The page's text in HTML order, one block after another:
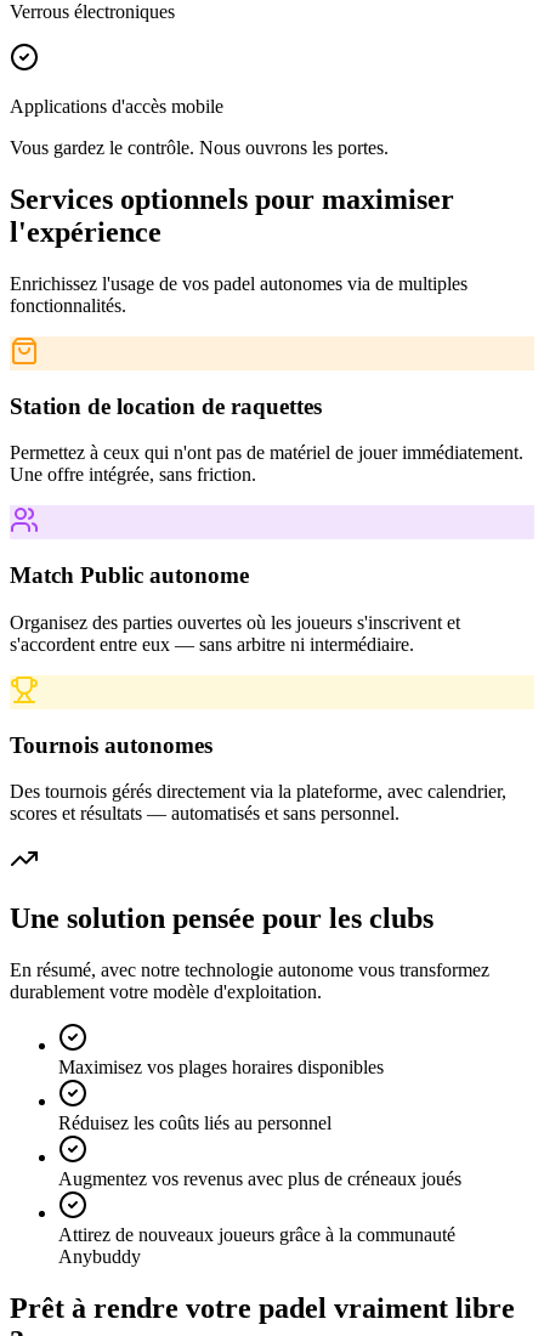
Verrous électroniques
Applications d'accès mobile
Vous gardez le contrôle. Nous ouvrons les portes.
Services optionnels pour maximiser
l'expérience
Enrichissez l'usage de vos padel autonomes via de multiples
fonctionnalités.
Station de location de raquettes
Permettez à ceux qui n'ont pas de matériel de jouer immédiatement.
Une offre intégrée, sans friction.
Match Public autonome
Organisez des parties ouvertes où les joueurs s'inscrivent et
s'accordent entre eux — sans arbitre ni intermédiaire.
Tournois autonomes
Des tournois gérés directement via la plateforme, avec calendrier,
scores et résultats — automatisés et sans personnel.
Une solution pensée pour les clubs
En résumé, avec notre technologie autonome vous transformez
durablement votre modèle d'exploitation.
Maximisez vos plages horaires disponibles
Réduisez les coûts liés au personnel
Augmentez vos revenus avec plus de créneaux joués
Attirez de nouveaux joueurs grâce à la communauté
Anybuddy
Prêt à rendre votre padel vraiment libre